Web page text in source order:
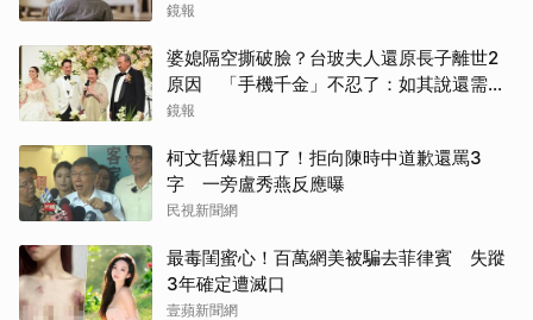
鏡報
婆媳隔空撕破臉？台玻夫人還原長子離世2
原因 「手機千金」不忍了：如其說還需要
離開嗎？
鏡報
柯文哲爆粗口了！拒向陳時中道歉還罵3
字 一旁盧秀燕反應曝
民視新聞網
最毒閨蜜心！百萬網美被騙去菲律賓 失蹤
3年確定遭滅口
壹蘋新聞網